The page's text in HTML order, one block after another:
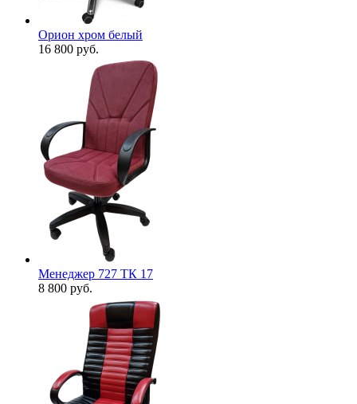
Орион хром белый
16 800 руб.
Менеджер 727 ТК 17
8 800 руб.